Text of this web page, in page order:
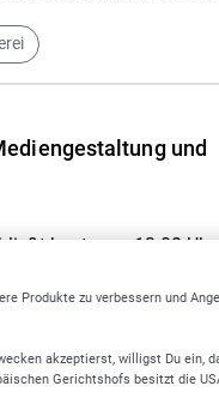
und
heute um13:00 Uhr
Produkte zu verbessern und
akzeptierst, willigst Du ein,
Gerichtshofs besitzt die